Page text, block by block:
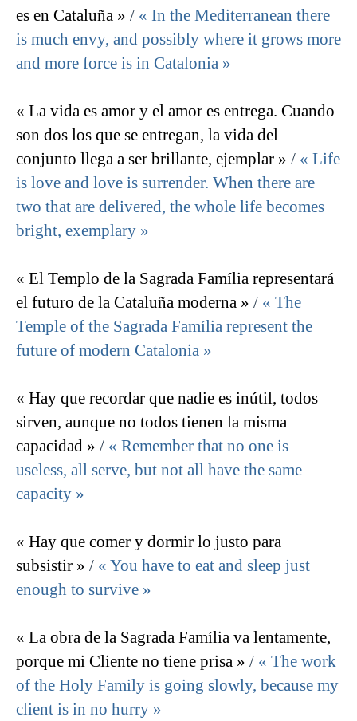
es en Cataluña » / « In the Mediterranean there
is much envy, and possibly where it grows more
and more force is in Catalonia »
« La vida es amor y el amor es entrega. Cuando
son dos los que se entregan, la vida del
conjunto llega a ser brillante, ejemplar » / « Life
is love and love is surrender. When there are
two that are delivered, the whole life becomes
bright, exemplary »
« El Templo de la Sagrada Família representará
el futuro de la Cataluña moderna » / « The
Temple of the Sagrada Família represent the
future of modern Catalonia »
« Hay que recordar que nadie es inútil, todos
sirven, aunque no todos tienen la misma
capacidad » / « Remember that no one is
useless, all serve, but not all have the same
capacity »
« Hay que comer y dormir lo justo para
subsistir » / « You have to eat and sleep just
enough to survive »
« La obra de la Sagrada Família va lentamente,
porque mi Cliente no tiene prisa » / « The work
of the Holy Family is going slowly, because my
client is in no hurry »